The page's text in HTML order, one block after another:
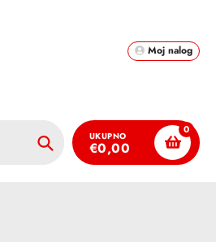
Moj nalog
Pretraži
UKUPNO
€0,00
0